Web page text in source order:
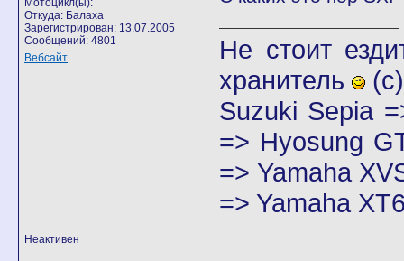
Мотоцикл(ы):
Откуда: Балаха
Зарегистрирован: 13.07.2005
Сообщений: 4801
Вебсайт
Не стоит
хранитель
(с)
Suzuki Sepia
=> Hyosung
=> Yamaha
=> Yamaha
Неактивен